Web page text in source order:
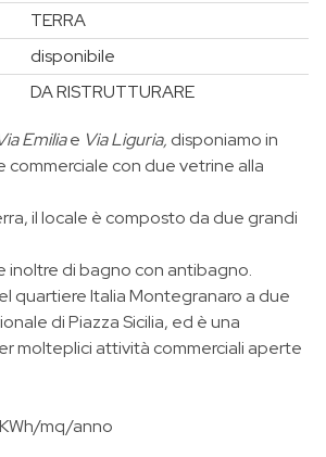
TERRA
disponibile
DA RISTRUTTURARE
Emiliae Via Liguria, disponiamo in
commerciale con due vetrine alla
il locale è composto da due grandi
inoltre di bagno con antibagno.
quartiere Italia Montegranaro a due
di Piazza Sicilia, ed è una
molteplici attività commerciali aperte
mq/anno